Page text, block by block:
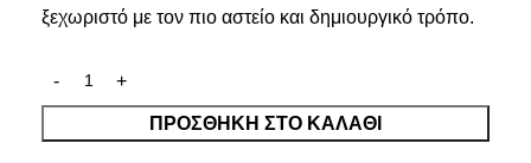
ξεχωριστό με τον πιο αστείο και δημιουργικό τρόπο.
ΠΡΟΣΘΉΚΗ ΣΤΟ ΚΑΛΆΘΙ